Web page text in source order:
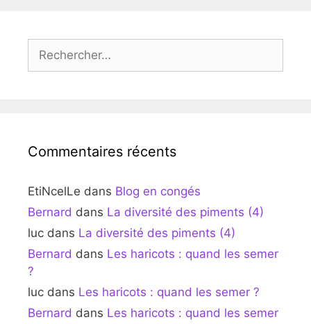
Commentaires récents
EtiNcelLe dans Blog en congés
Bernard dans La diversité des piments (4)
luc dans La diversité des piments (4)
Bernard dans Les haricots : quand les semer
?
luc dans Les haricots : quand les semer ?
Bernard dans Les haricots : quand les semer